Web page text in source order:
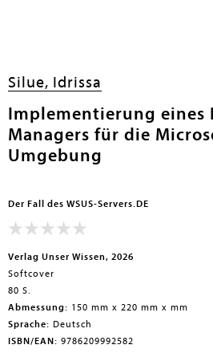
Silue, Idrissa
Implementierung eines
Managers für die
Umgebung
Der Fall des WSUS-Servers.DE
Verlag Unser Wissen, 2026
Softcover
80 S.
Abmessung: 150 mm x 220 mm x mm
Sprache: Deutsch
ISBN/EAN: 9786209992582